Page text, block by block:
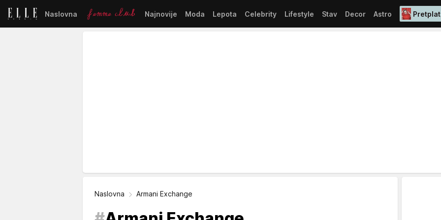
Naslovna Najnovije Moda Lepota Celebrity Lifestyle Stav Decor Astro
Naslovna Armani Exchange